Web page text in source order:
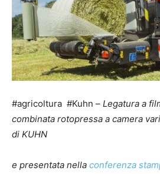
#agricoltura #Kuhn – Legatura a
combinata rotopressa a camera
di KUHN
e presentata nella conferenza